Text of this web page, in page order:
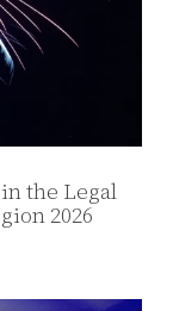
the Legal
2026